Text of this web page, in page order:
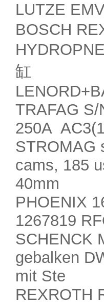
LUTZE
BOSCH
缸
TRAFAG
250A
STROMAG
cams, 185
40mm
PHOENIX
1267819
SCHENCK
gebalken
mit Ste
REXROTH